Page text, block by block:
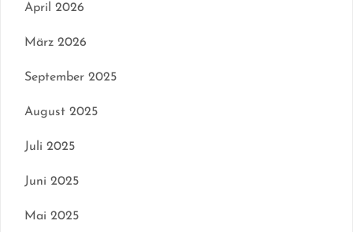
April 2026
März 2026
September 2025
August 2025
Juli 2025
Juni 2025
Mai 2025